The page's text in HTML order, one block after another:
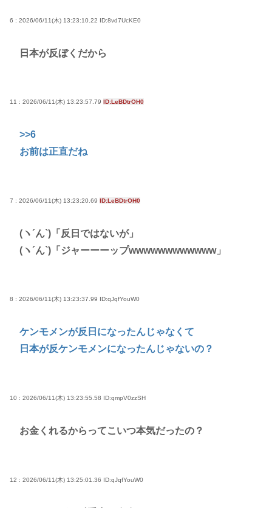
6 : 2026/06/11(木) 13:23:10.22 ID:8vd7UcKE0
日本が反ぼくだから
11 : 2026/06/11(木) 13:23:57.79 ID:LeBDtrOH0
>>6
お前は正直だね
7 : 2026/06/11(木) 13:23:20.69 ID:LeBDtrOH0
(ヽ´ん`)「反日ではないが」
(ヽ´ん`)「ジャーーーップwwwwwwwwwwww」
8 : 2026/06/11(木) 13:23:37.99 ID:qJqfYouW0
ケンモメンが反日になったんじゃなくて
日本が反ケンモメンになったんじゃないの？
10 : 2026/06/11(木) 13:23:55.58 ID:qmpV0zzSH
お金くれるからってこいつ本気だったの？
12 : 2026/06/11(木) 13:25:01.36 ID:qJqfYouW0